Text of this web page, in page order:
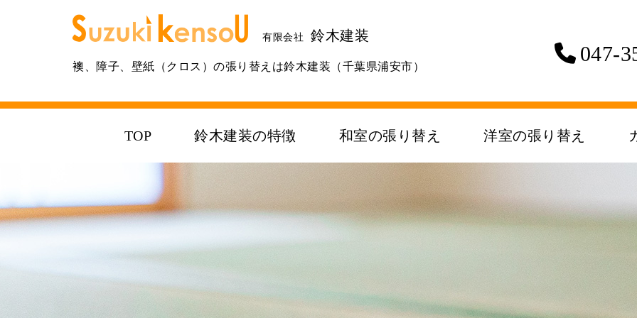
有限会社 鈴木建装
襖、障子、壁紙（クロス）の張り替えは鈴木建装（千葉県浦安市）
047-
TOP 鈴木建装の特徴 和室の張り替え 洋室の張り替え